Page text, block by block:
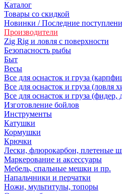
Каталог
Товары со скидкой
Новинки / Последние
Производители
Zig Rig и ловля с поверхности
Безoпасность рыбы
Быт
Весы
Все для оснасток и груза
Все для оснасток и груза (ловля
Все для оснасток и груза (фидер,
Изготовление бойлов
Инструменты
Катушки
Кормушки
Крючки
Лески, флюрокарбон, плетеные
Маркерование и аксессуары
Мебель, спальные мешки и пр.
Напальчники и перчатки
Ножи, мультитулы, топоры